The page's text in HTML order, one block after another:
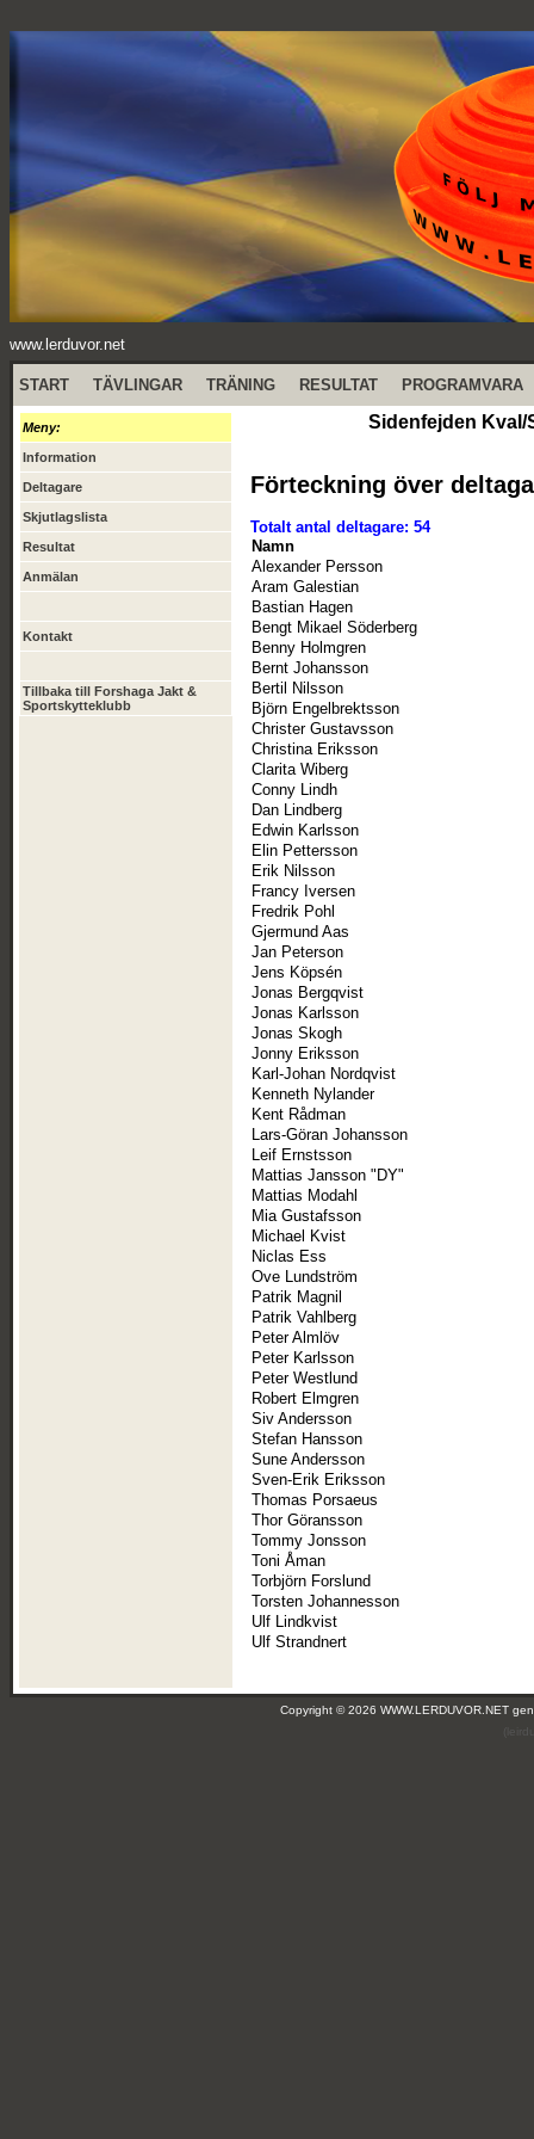
www.lerduvor.net
START TÄVLINGAR TRÄNING RESULTAT PROGRAMVARA
Meny:
Information
Deltagare
Skjutlagslista
Resultat
Anmälan
Kontakt
Tillbaka till Forshaga Jakt &
Sportskytteklubb
Sidenfejden
Förteckning över
Totalt antal deltagare: 54
Namn
Alexander Persson
Aram Galestian
Bastian Hagen
Bengt Mikael Söderberg
Benny Holmgren
Bernt Johansson
Bertil Nilsson
Björn Engelbrektsson
Christer Gustavsson
Christina Eriksson
Clarita Wiberg
Conny Lindh
Dan Lindberg
Edwin Karlsson
Elin Pettersson
Erik Nilsson
Francy Iversen
Fredrik Pohl
Gjermund Aas
Jan Peterson
Jens Köpsén
Jonas Bergqvist
Jonas Karlsson
Jonas Skogh
Jonny Eriksson
Karl-Johan Nordqvist
Kenneth Nylander
Kent Rådman
Lars-Göran Johansson
Leif Ernstsson
Mattias Jansson "DY"
Mattias Modahl
Mia Gustafsson
Michael Kvist
Niclas Ess
Ove Lundström
Patrik Magnil
Patrik Vahlberg
Peter Almlöv
Peter Karlsson
Peter Westlund
Robert Elmgren
Siv Andersson
Stefan Hansson
Sune Andersson
Sven-Erik Eriksson
Thomas Porsaeus
Thor Göransson
Tommy Jonsson
Toni Åman
Torbjörn Forslund
Torsten Johannesson
Ulf Lindkvist
Ulf Strandnert
Copyright © 2026 WWW.LERDUVOR.NET